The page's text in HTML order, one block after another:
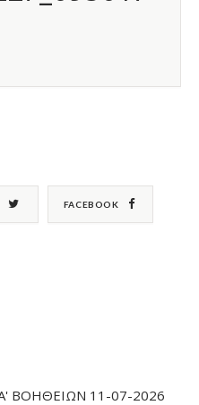
FACEBOOK
ΒΟΗΘΕΙΩΝ 11-07-2026